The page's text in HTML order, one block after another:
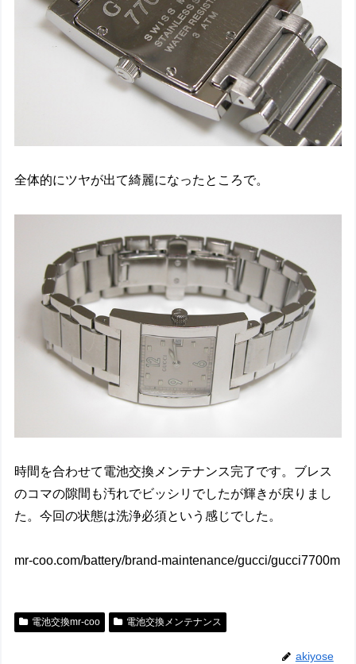
全体的にツヤが出て綺麗になったところで。
時間を合わせて電池交換メンテナンス完了です。ブレス
のコマの隙間も汚れでビッシリでしたが輝きが戻りまし
た。今回の状態は洗浄必須という感じでした。
mr-coo.com/battery/brand-maintenance/gucci/gucci7700m
電池交換mr-coo 電池交換メンテナンス
akiyose